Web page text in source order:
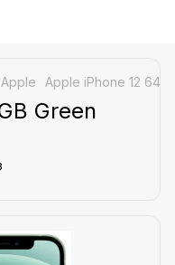
Apple iPhone 12
Green